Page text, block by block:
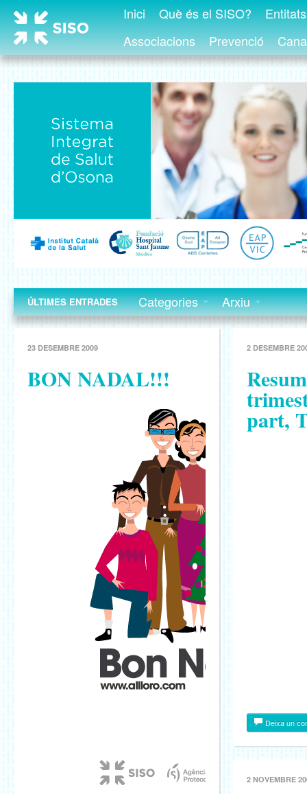
Inici Què és el SISO?
Associacions
Prevenció
ÚLTIMES ENTRADES Categories Arxiu
23 DESEMBRE 2009
BON NADAL!!!
2 DESEMBRE
part,
Deixa un
2 NOVEMBRE